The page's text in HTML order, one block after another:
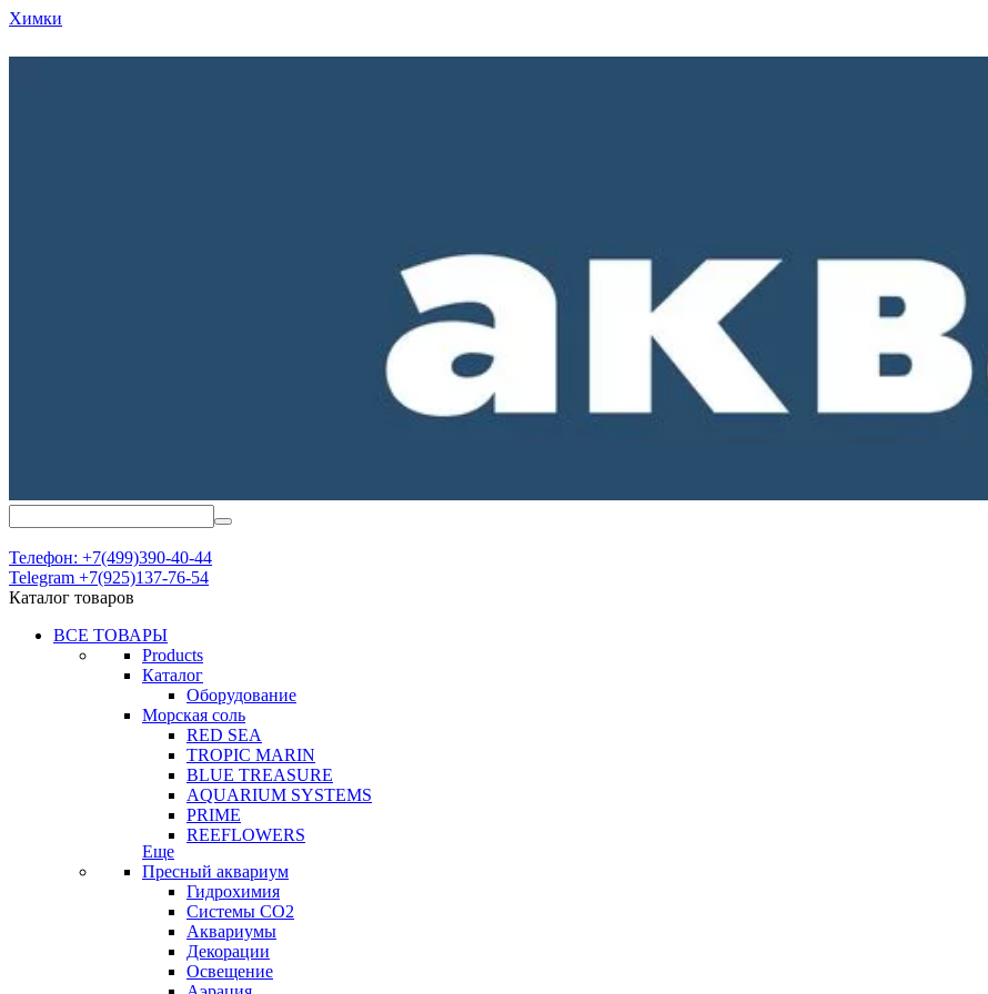
Химки
Телефон: +7(499)390-40-44
Telegram +7(925)137-76-54
Каталог товаров
ВСЕ ТОВАРЫ
Products
Каталог
Оборудование
Морская соль
RED SEA
TROPIC MARIN
BLUE TREASURE
AQUARIUM SYSTEMS
PRIME
REEFLOWERS
Еще
Пресный аквариум
Гидрохимия
Системы СО2
Аквариумы
Декорации
Освещение